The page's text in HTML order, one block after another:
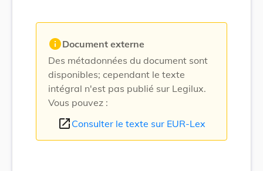
infoDocument externe
Des métadonnées du document sont
disponibles; cependant le texte
intégral n'est pas publié sur Legilux.
Vous pouvez :
open_in_new Consulter le texte sur EUR-Lex